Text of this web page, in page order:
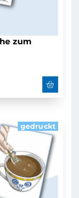
zum
gedruckt